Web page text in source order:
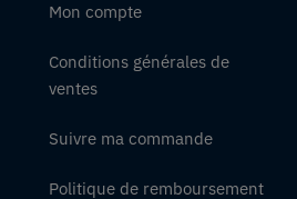
Mon compte
Conditions générales de
ventes
Suivre ma commande
Politique de remboursement